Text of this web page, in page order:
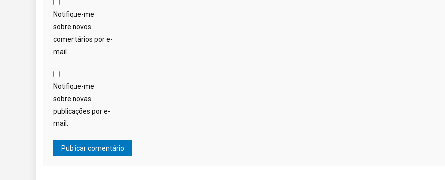
Notifique-me
sobre novos
comentários por e-
mail.
Notifique-me
sobre novas
publicações por e-
mail.